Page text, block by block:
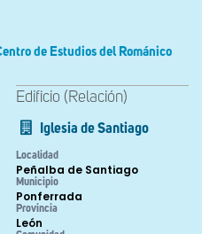
de Estudios del Románico
Edificio (Relación)
Iglesia de Santiago
Localidad
Peñalba de Santiago
Municipio
Ponferrada
Provincia
León